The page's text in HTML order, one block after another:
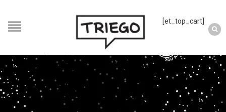
[et_top_cart]